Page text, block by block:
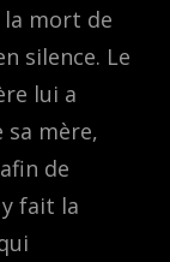
mort de
silence. Le
lui a
sa mère,
de
fait la